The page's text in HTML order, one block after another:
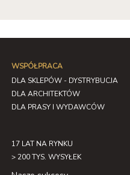
WSPÓŁPRACA
DLA SKLEPÓW - DYSTRYBUCJA
DLA ARCHITEKTÓW
DLA PRASY I WYDAWCÓW
17 LAT NA RYNKU
> 200 TYS. WYSYŁEK